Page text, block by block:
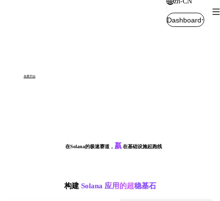
Dashboard
免费开始
在Solana的极速赛道， 赢 在基础设施起跑线
构建 Solana 应用的超稳基石